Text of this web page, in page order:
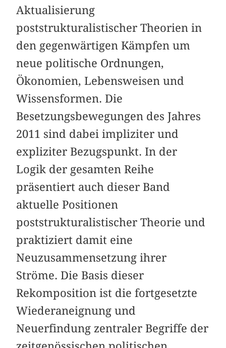
Aktualisierung
poststrukturalistischer Theorien in
den gegenwärtigen Kämpfen um
neue politische Ordnungen,
Ökonomien, Lebensweisen und
Wissensformen. Die
Besetzungsbewegungen des Jahres
2011 sind dabei impliziter und
expliziter Bezugspunkt. In der
Logik der gesamten Reihe
präsentiert auch dieser Band
aktuelle Positionen
poststrukturalistischer Theorie und
praktiziert damit eine
Neuzusammensetzung ihrer
Ströme. Die Basis dieser
Rekomposition ist die fortgesetzte
Wiederaneignung und
Neuerfindung zentraler Begriffe der